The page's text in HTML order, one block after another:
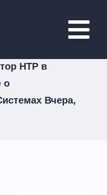
НТР в
о
Вчера,